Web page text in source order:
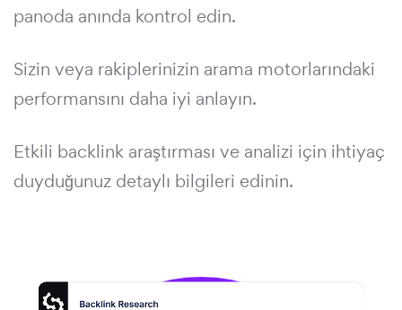
panoda anında kontrol edin.
Sizin veya rakiplerinizin arama motorlarındaki
performansını daha iyi anlayın.
Etkili backlink araştırması ve analizi için ihtiyaç
duyduğunuz detaylı bilgileri edinin.